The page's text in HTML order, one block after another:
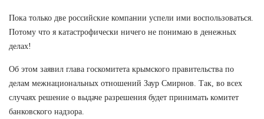
Пока только две российские компании успели ими воспользоваться.
Потому что я катастрофически ничего не понимаю в денежных
делах!
Об этом заявил глава госкомитета крымского правительства по
делам межнациональных отношений Заур Смирнов. Так, во всех
случаях решение о выдаче разрешения будет принимать комитет
банковского надзора.